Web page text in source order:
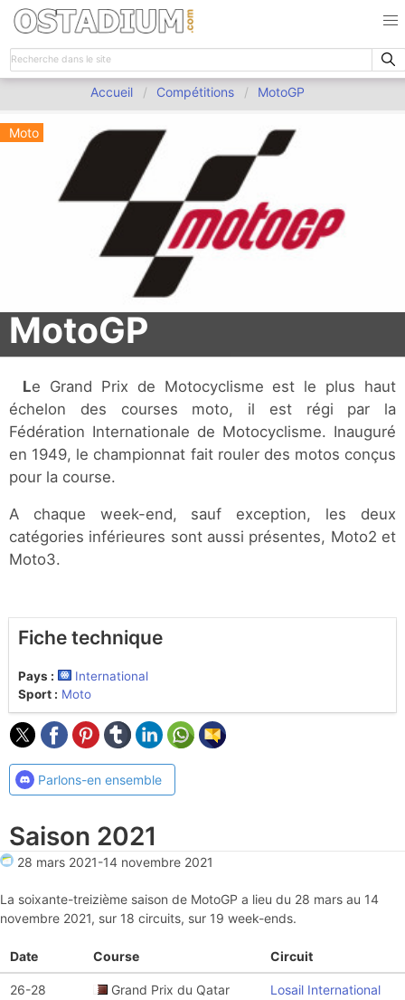
Accueil Compétitions MotoGP
Moto
MotoGP
Le Grand Prix de Motocyclisme est le plus haut
échelon des courses moto, il est régi par la
Fédération Internationale de Motocyclisme. Inauguré
en 1949, le championnat fait rouler des motos conçus
pour la course.
A chaque week-end, sauf exception, les deux
catégories inférieures sont aussi présentes, Moto2 et
Moto3.
Fiche technique
Pays :
International
Sport : Moto
Parlons-en ensemble
Saison 2021
28 mars 2021-14 novembre 2021
La soixante-treizième saison de MotoGP a lieu du 28 mars au 14
novembre 2021, sur 18 circuits, sur 19 week-ends.
Date Course Circuit
26-28
Grand Prix du Qatar
Losail International